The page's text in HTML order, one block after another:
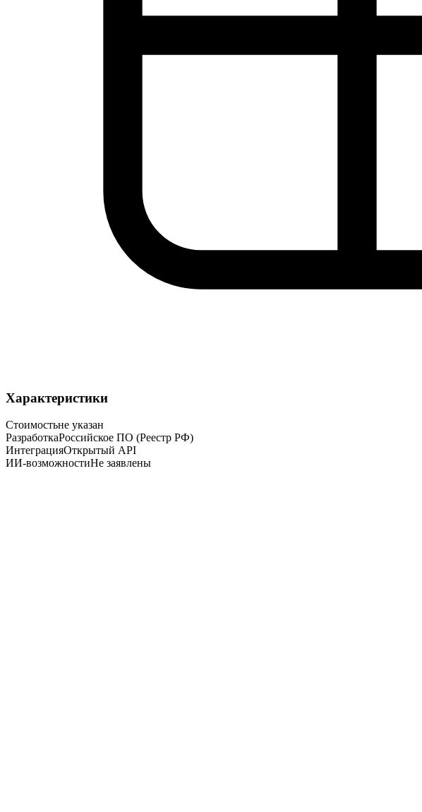
Характеристики
Стоимостьне указан
РазработкаРоссийское ПО (Реестр РФ)
ИнтеграцияОткрытый API
ИИ-возможностиНе заявлены